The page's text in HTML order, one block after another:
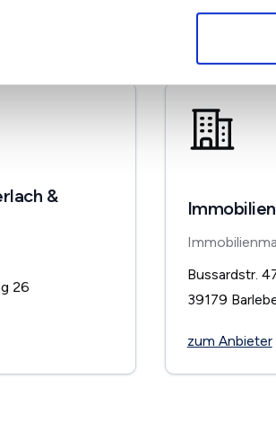
zum Anbieter
&
26
Bussardstr.
39179
zum Anbieter